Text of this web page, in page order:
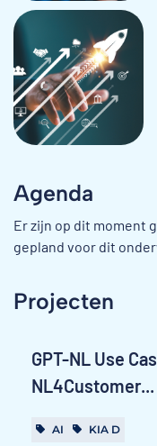
Agenda
Er zijn op dit moment
gepland voor dit
Projecten
GPT-NL Use
NL4Customer...
AI KIA D